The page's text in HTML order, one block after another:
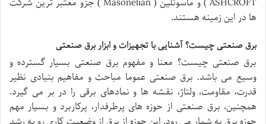
ها در این زمینه هستند.
برق صنعتی چیست؟ آشنایی با تجهیزات و ابزار برق صنعتی
برق صنعتی چیست؟ معنا و مفهوم برق صنعتی بسیار گسترده و
وسیع می باشد. برق صنعتی عموما مباحث و مفاهیم بنیادی نظیر
قدرت، مقاومت، ولتاژ، نقشه ها و نمادهای برقی را در بر می گیرد.
همچنین، برق صنعتی از حوزه های پرطرفدار، پرکاربرد و بسیار مهم